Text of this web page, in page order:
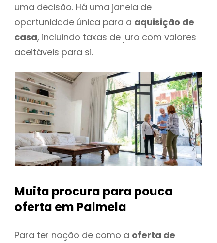
uma decisão. Há uma janela de
oportunidade única para a aquisição de
casa, incluindo taxas de juro com valores
aceitáveis para si.
Muita procura para pouca
oferta em Palmela
Para ter noção de como a oferta de